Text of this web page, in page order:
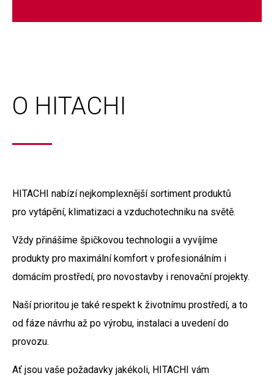
O HITACHI
HITACHI nabízí nejkomplexnější sortiment produktů
pro vytápění, klimatizaci a vzduchotechniku na světě.
Vždy přinášíme špičkovou technologii a vyvíjíme
produkty pro maximální komfort v profesionálním i
domácím prostředí, pro novostavby i renovační projekty.
Naší prioritou je také respekt k životnímu prostředí, a to
od fáze návrhu až po výrobu, instalaci a uvedení do
provozu.
Ať jsou vaše požadavky jakékoli, HITACHI vám